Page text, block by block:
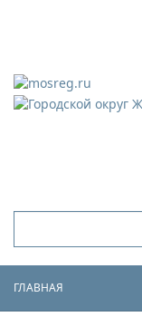
ГЛАВНАЯ